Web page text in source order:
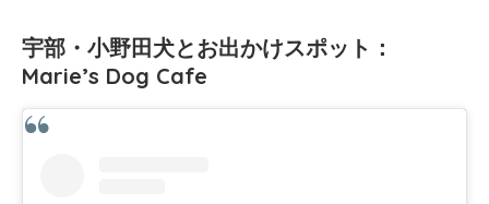
宇部・小野田犬とお出かけスポット：
Marie’s Dog Cafe